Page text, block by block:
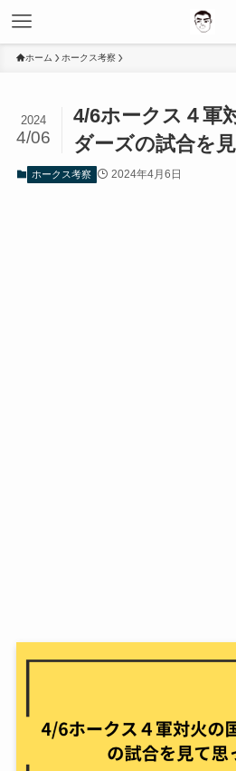
ホーム ホークス考察
4/6ホークス４軍
ダーズの試合を
2024
4/06
ホークス考察 2024年4月6日